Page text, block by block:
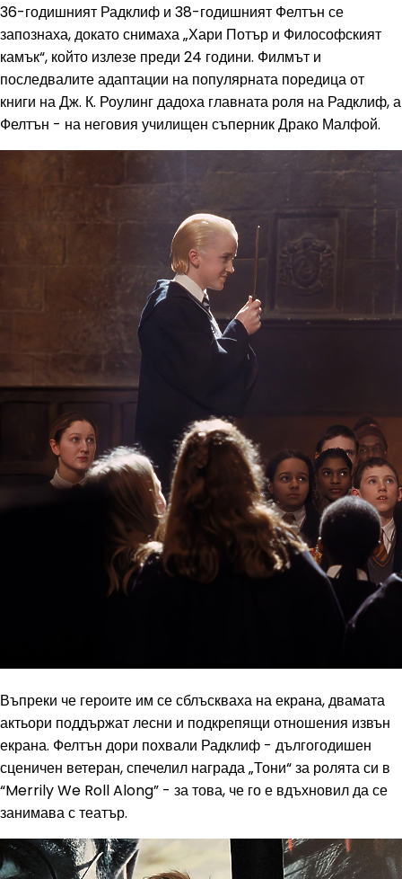
36-годишният Радклиф и 38-годишният Фелтън се
запознаха, докато снимаха „Хари Потър и Философският
камък“, който излезе преди 24 години. Филмът и
последвалите адаптации на популярната поредица от
книги на Дж. К. Роулинг дадоха главната роля на Радклиф, а
Фелтън - на неговия училищен съперник Драко Малфой.
Въпреки че героите им се сблъскваха на екрана, двамата
актьори поддържат лесни и подкрепящи отношения извън
екрана. Фелтън дори похвали Радклиф - дългогодишен
сценичен ветеран, спечелил награда „Тони“ за ролята си в
“Merrily We Roll Along” - за това, че го е вдъхновил да се
занимава с театър.